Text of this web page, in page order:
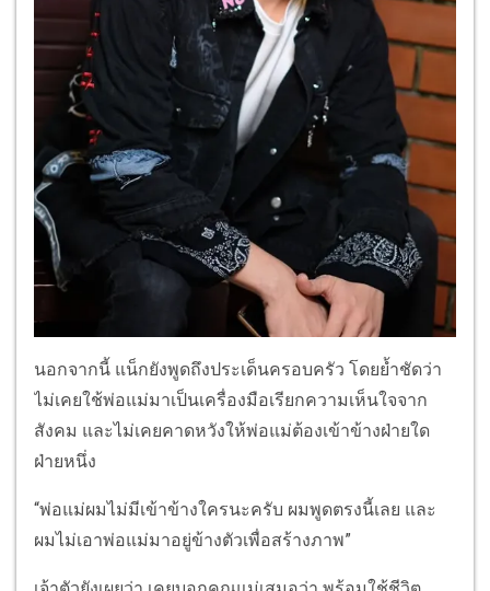
นอกจากนี้ แน็กยังพูดถึงประเด็นครอบครัว โดยย้ำชัดว่า
ไม่เคยใช้พ่อแม่มาเป็นเครื่องมือเรียกความเห็นใจจาก
สังคม และไม่เคยคาดหวังให้พ่อแม่ต้องเข้าข้างฝ่ายใด
ฝ่ายหนึ่ง
“พ่อแม่ผมไม่มีเข้าข้างใครนะครับ ผมพูดตรงนี้เลย และ
ผมไม่เอาพ่อแม่มาอยู่ข้างตัวเพื่อสร้างภาพ”